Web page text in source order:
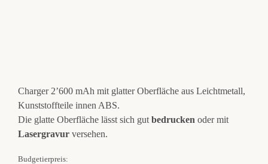
Charger 2’600 mAh mit glatter Oberfläche aus Leichtmetall,
Kunststoffteile innen ABS.
Die glatte Oberfläche lässt sich gut bedrucken oder mit
Lasergravurversehen.
Budgetierpreis: